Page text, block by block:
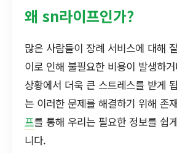
왜 sn라이프인가?
많은 사람들이 장례 서비스에 대해
이로 인해 불필요한 비용이 발생하
상황에서 더욱 큰 스트레스를 받게
는 이러한 문제를 해결하기 위해 존
프를 통해 우리는 필요한 정보를 쉽
니다.